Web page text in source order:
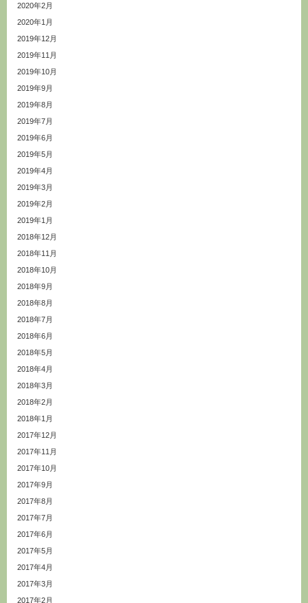
2020年2月
2020年1月
2019年12月
2019年11月
2019年10月
2019年9月
2019年8月
2019年7月
2019年6月
2019年5月
2019年4月
2019年3月
2019年2月
2019年1月
2018年12月
2018年11月
2018年10月
2018年9月
2018年8月
2018年7月
2018年6月
2018年5月
2018年4月
2018年3月
2018年2月
2018年1月
2017年12月
2017年11月
2017年10月
2017年9月
2017年8月
2017年7月
2017年6月
2017年5月
2017年4月
2017年3月
2017年2月